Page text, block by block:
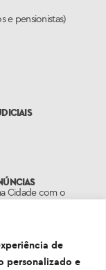
de
personalizado e
e pensionistas)
Cidade com o